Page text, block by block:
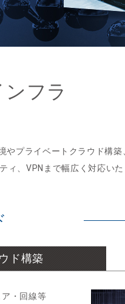
フラ
プライベートクラウド構築
ィ、VPNまで幅広く対応いた
ド構築
・回線等